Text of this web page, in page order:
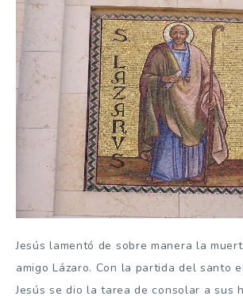
Jesús lamentó de sobre manera la
amigo Lázaro. Con la partida del santo
Jesús se dio la tarea de consolar a sus